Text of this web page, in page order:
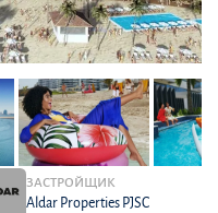
ЗАСТРОЙЩИК
Aldar Properties PJSC